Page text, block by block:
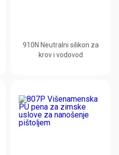
910N Neutralni silikon za
krov i vodovod